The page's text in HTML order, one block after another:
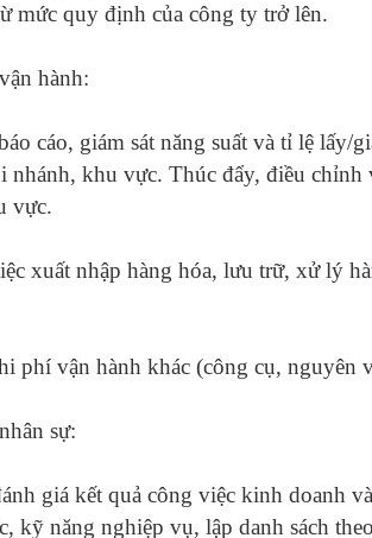
mức quy định của công ty trở lên.
hành:
cáo, giám sát năng suất và tỉ lệ lấy/
nhánh, khu vực. Thúc đẩy, điều chỉnh
vực.
xuất nhập hàng hóa, lưu trữ, xử lý
phí vận hành khác (công cụ, nguyên
sự:
giá kết quả công việc kinh doanh
kỹ năng nghiệp vụ, lập danh sách